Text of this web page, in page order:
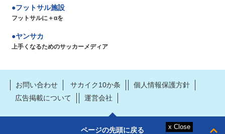
フットサル施設
フットサルに＋αを
ヤンサカ
上手くなるためのサッカーメディア
お問い合わせ サカイク10か条
個人情報保護方針
広告掲載について
運営会社
ページの先頭に戻る